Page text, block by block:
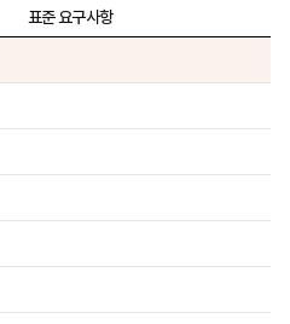
표준 요구사항